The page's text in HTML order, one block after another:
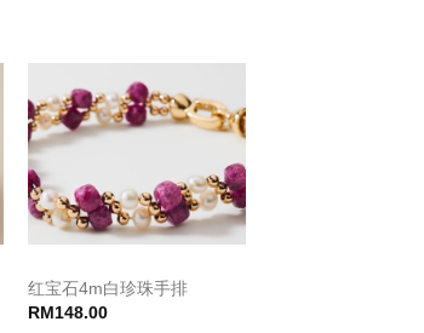
红宝石4m白珍珠手排
RM148.00